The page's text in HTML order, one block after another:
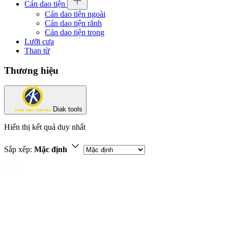
Cán dao tiện
Cán dao tiện ngoài
Cán dao tiện rãnh
Cán dao tiện trong
Lưỡi cưa
Than từ
Thương hiệu
Diak tools
Hiển thị kết quả duy nhất
Sắp xếp: Mặc định